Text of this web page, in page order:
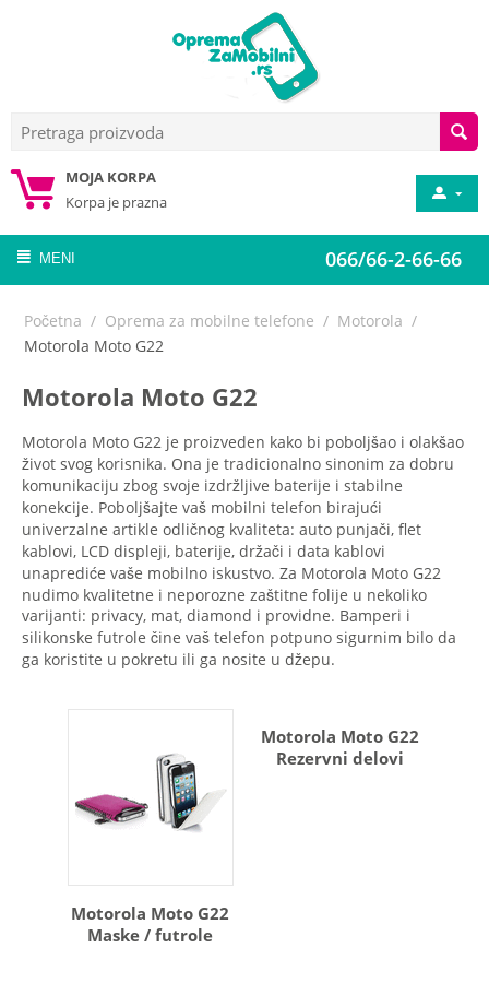
MOJA KORPA
Korpa je prazna
066/66-2-66-66
MENI
Početna / Oprema za mobilne telefone / Motorola /
Motorola Moto G22
Motorola Moto G22
Motorola Moto G22 je proizveden kako bi poboljšao i olakšao
život svog korisnika. Ona je tradicionalno sinonim za dobru
komunikaciju zbog svoje izdržljive baterije i stabilne
konekcije. Poboljšajte vaš mobilni telefon birajući
univerzalne artikle odličnog kvaliteta: auto punjači, flet
kablovi, LCD displeji, baterije, držači i data kablovi
unaprediće vaše mobilno iskustvo. Za Motorola Moto G22
nudimo kvalitetne i neporozne zaštitne folije u nekoliko
varijanti: privacy, mat, diamond i providne. Bamperi i
silikonske futrole čine vaš telefon potpuno sigurnim bilo da
ga koristite u pokretu ili ga nosite u džepu.
Motorola Moto G22
Maske / futrole
Motorola Moto G22
Rezervni delovi